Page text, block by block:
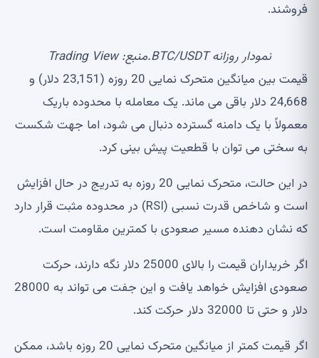
فروشند.
نمودار روزانه BTC/USDT.منبع: Trading View
قیمت بین میانگین متحرک نمایی 20 روزه (23,151 دلار) و
24,668 دلار باقی می ماند. یک معامله با محدوده باریک
معمولاً با یک دامنه گسترده دنبال می شود، اما جهت شکست
به سختی می توان با قطعیت پیش بینی کرد.
در این حالت، متحرک نمایی 20 روزه به تدریج در حال افزایش
است و شاخص قدرت نسبی (RSI) در محدوده مثبت قرار دارد
که نشان دهنده مسیر صعودی با کمترین مقاومت است.
اگر خریداران قیمت را بالای 25000 دلار نگه دارند، حرکت
صعودی افزایش خواهد یافت و این جفت می تواند به 28000
دلار و حتی تا 32000 دلار حرکت کند.
اگر قیمت کمتر از میانگین متحرک نمایی 20 روزه باشد، ممکن